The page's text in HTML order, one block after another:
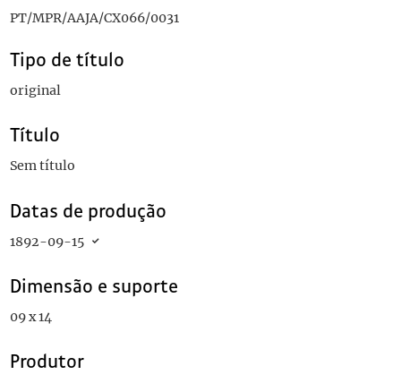
PT/MPR/AAJA/CX066/0031
Tipo de título
original
Título
Sem título
Datas de produção
1892-09-15
Dimensão e suporte
09 x 14
Produtor